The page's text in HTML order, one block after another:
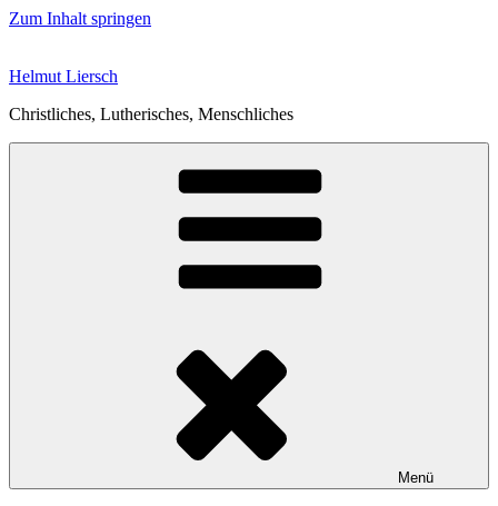
Zum Inhalt springen
Helmut Liersch
Christliches, Lutherisches, Menschliches
Menü